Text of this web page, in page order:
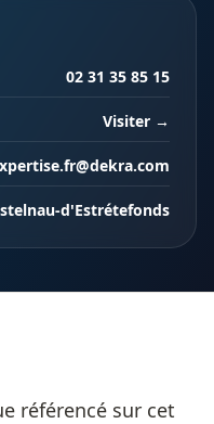
02 31 35 85 15
Visiter →
d'Estrétefonds
référencé sur cet